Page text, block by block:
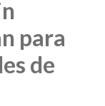
para
de